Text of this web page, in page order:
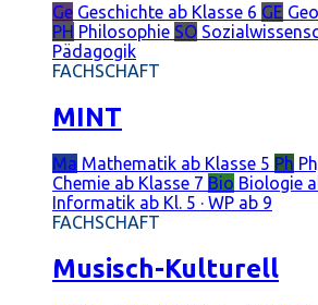
Ge Geschichte ab Klasse 6 GE
PH Philosophie SO
Pädagogik
FACHSCHAFT
MINT
Ma Mathematik ab Klasse 5 Ph
Chemie ab Klasse 7 Bio Biologie
Informatik ab Kl. 5 · WP ab 9
FACHSCHAFT
Musisch-Kulturell